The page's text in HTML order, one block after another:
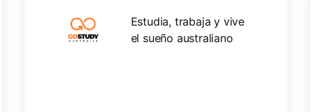
Estudia, trabaja y vive
el sueño australiano